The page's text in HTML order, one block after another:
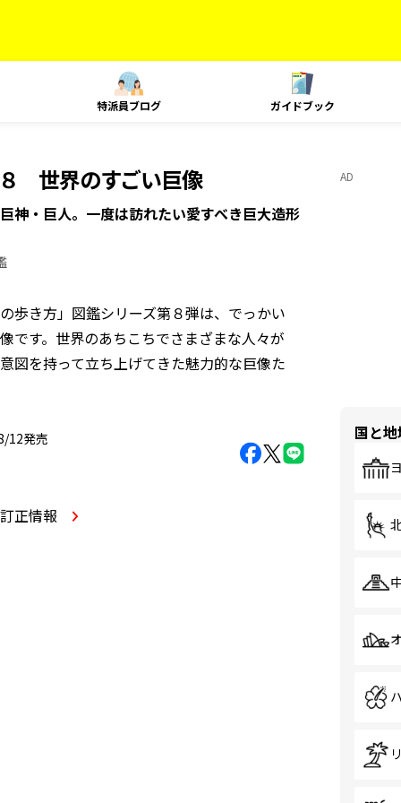
特派員ブログ ガイドブック
世界のすごい巨像
神・巨人。一度は訪れたい愛すべき巨大造形
歩き方」図鑑シリーズ第８弾は、でっかい
です。世界のあちこちでさまざまな人々が
図を持って立ち上げてきた魅力的な巨像た
12発売
正情報
AD
国と